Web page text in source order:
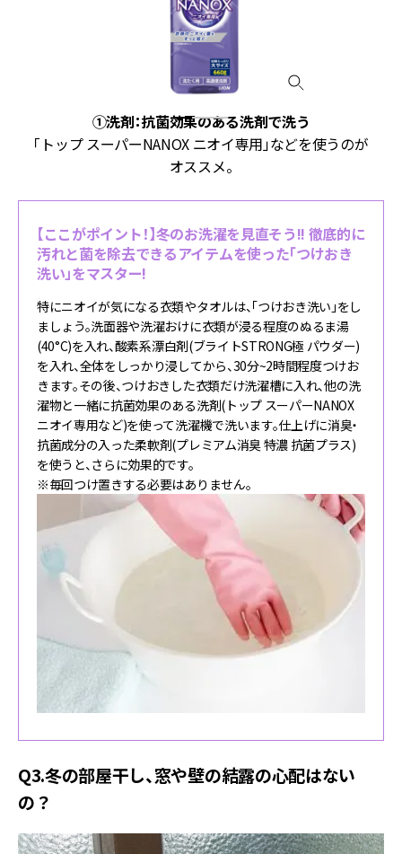
①洗剤：抗菌効果のある洗剤で洗う
「トップ スーパーNANOX ニオイ専用」などを使うのが
オススメ。
【ここがポイント！】冬のお洗濯を見直そう!! 徹底的に
汚れと菌を除去できるアイテムを使った「つけおき
洗い」をマスター!
特にニオイが気になる衣類やタオルは、「つけおき洗い」をし
ましょう。洗面器や洗濯おけに衣類が浸る程度のぬるま湯
(40°C)を入れ、酸素系漂白剤(ブライトSTRONG極 パウダー)
を入れ、全体をしっかり浸してから、30分~2時間程度つけお
きます。その後、つけおきした衣類だけ洗濯槽に入れ、他の洗
濯物と一緒に抗菌効果のある洗剤(トップ スーパーNANOX
ニオイ専用など)を使って洗濯機で洗います。仕上げに消臭・
抗菌成分の入った柔軟剤(プレミアム消臭 特濃 抗菌プラス)
を使うと、さらに効果的です。
※毎回つけ置きする必要はありません。
Q3.冬の部屋干し、窓や壁の結露の心配はない
の？